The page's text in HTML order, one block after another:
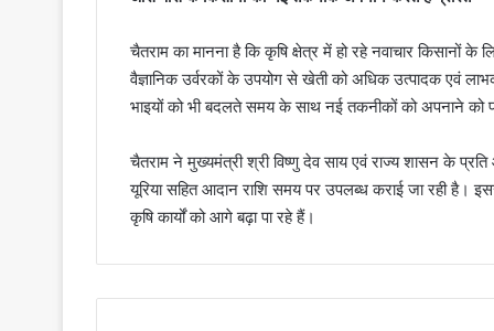
चैतराम का मानना है कि कृषि क्षेत्र में हो रहे नवाचार
वैज्ञानिक उर्वरकों के उपयोग से खेती को अधिक उत्पादक एवं
भाइयों को भी बदलते समय के साथ नई तकनीकों को अपनाने
चैतराम ने मुख्यमंत्री श्री विष्णु देव साय एवं राज्य शासन के
यूरिया सहित आदान राशि समय पर उपलब्ध कराई जा रही है।
कृषि कार्यों को आगे बढ़ा पा रहे हैं।